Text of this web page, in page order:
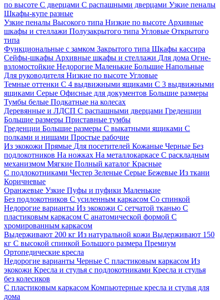
по высоте С дверцами С распашными дверцами Узкие пеналы
Шкафы-купе разные
Узкие пеналы Высокого типа Низкие по высоте Архивные
шкафы и стеллажи Полузакрытого типа Угловые Открытого
типа
Функциональные с замком Закрытого типа Шкафы кассира
Сейфы-шкафы Архивные шкафы и стеллажи Для дома Огне-
взломостойкие Недорогие Маленькие Большие Напольные
Для руководителя Низкие по высоте Угловые
Темные оттенки С 4 выдвижными ящиками С 3 выдвижными
ящиками Серые Офисные для документов Большие размеры
Тумбы белые Подкатные на колесах
Деревянные и ЛДСП С распашными дверцами Греденции
Большие размеры Приставные тумбы
Греденции Большие размеры С выкатными ящиками С
полками и нишами Простые рабочие
Из экокожи Прямые Для посетителей Кожаные Черные Без
подлокотников На ножках На металлокаркасе С раскладным
механизмом Мягкие Полный каталог Красные
С подлокотниками Честер Зеленые Серые Бежевые Из ткани
Коричневые
Оранжевые Узкие Пуфы и пуфики Маленькие
Без подлокотников С усиленным каркасом Со спинкой
Недорогие варианты Из экокожи С сетчатой тканью С
пластиковым каркасом С анатомической формой С
хромированным каркасом
Выдерживают 200 кг Из натуральной кожи Выдерживают 150
кг С высокой спинкой Большого размера Премиум
Ортопедические кресла
Недорогие варианты Черные С пластиковым каркасом Из
экокожи Кресла и стулья с подлокотниками Кресла и стулья
без колесиков
С пластиковым каркасом Компьютерные кресла и стулья для
дома